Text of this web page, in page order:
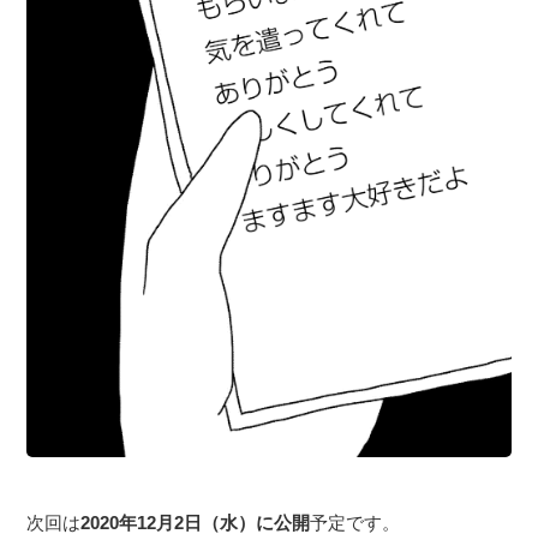
次回は2020年12月2日（水）に公開予定です。